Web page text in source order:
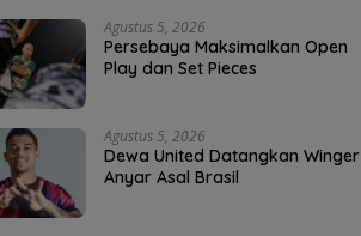
Agustus 5, 2026
Persebaya Maksimalkan Open
Play dan Set Pieces
Agustus 5, 2026
Dewa United Datangkan Winger
Anyar Asal Brasil